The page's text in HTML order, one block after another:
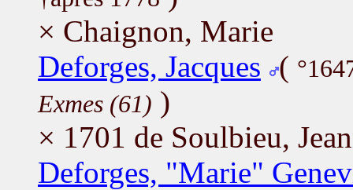
× Chaignon, Marie
Deforges, Jacques (
Exmes (61) )
× 1701 de Soulbieu,
Deforges, "Marie"